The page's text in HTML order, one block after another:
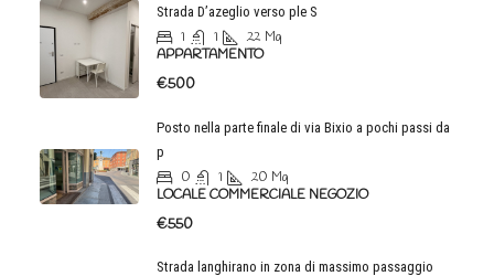
Strada D’azeglio verso ple S
1 1 22 Mq
APPARTAMENTO
€500
Posto nella parte finale di via Bixio a pochi passi da
p
0 1 20 Mq
LOCALE COMMERCIALE NEGOZIO
€550
Strada langhirano in zona di massimo passaggio